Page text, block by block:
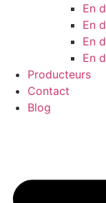
En
En
En
En
Producteurs
Contact
Blog